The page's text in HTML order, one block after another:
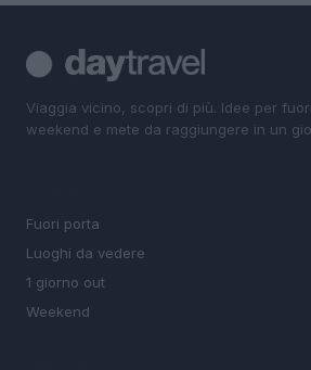
Viaggia vicino, scopri di più. Idee per
weekend e mete da raggiungere in un
Fuori porta
Luoghi da vedere
1 giorno out
Weekend